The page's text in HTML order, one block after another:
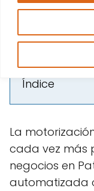
Índice
La
cada vez más
negocios en
automatizada